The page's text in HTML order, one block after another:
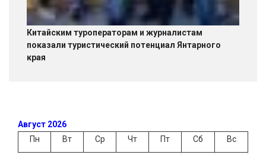
Китайским туроператорам и журналистам
показали туристический потенциал Янтарного
края
Август 2026
Пн
Вт Ср Чт Пт Сб Вс